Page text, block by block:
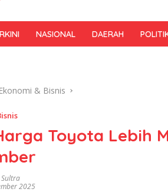
NASIONAL DAERAH
Ekonomi & Bisnis
Toyota Lebih
2025